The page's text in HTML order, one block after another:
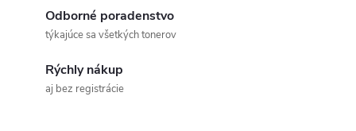
Odborné poradenstvo
týkajúce sa všetkých tonerov
Rýchly nákup
aj bez registrácie